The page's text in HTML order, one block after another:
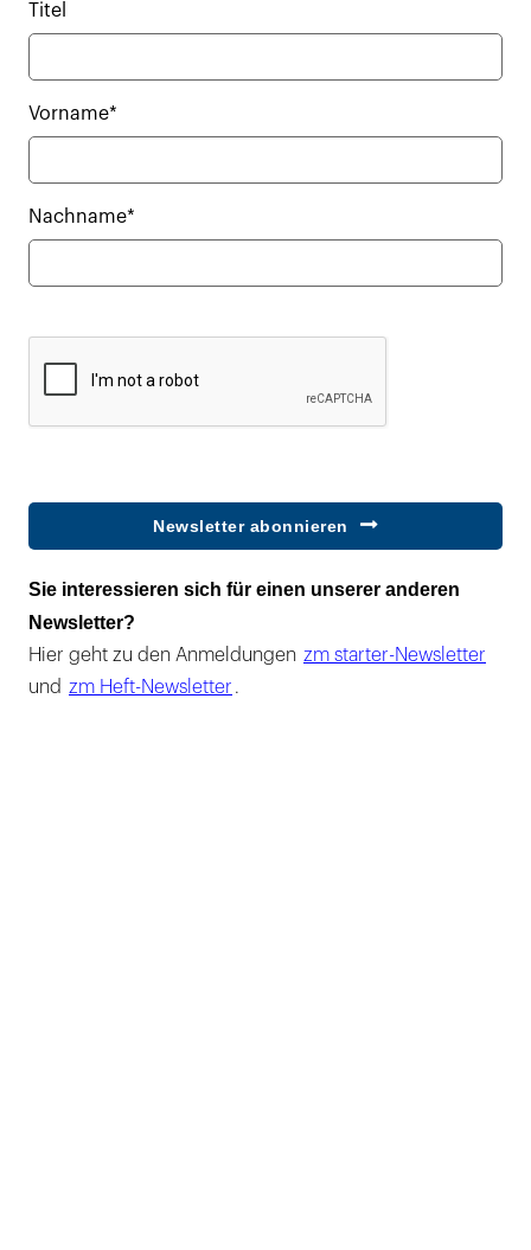
Titel
Vorname*
Nachname*
Newsletter abonnieren
Sie interessieren sich für einen unserer anderen
Newsletter?
Hier geht zu den Anmeldungen zm starter-Newsletter
und zm Heft-Newsletter .